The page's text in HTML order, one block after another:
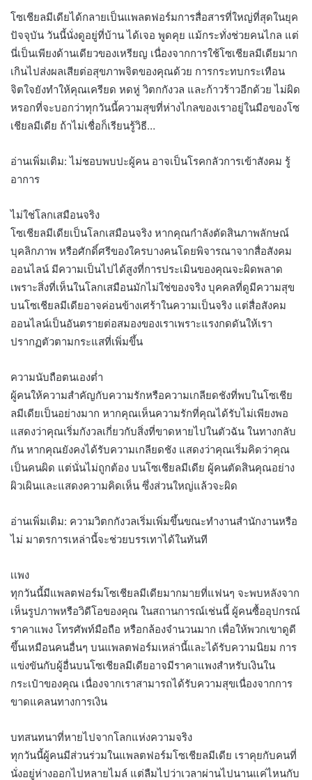
โซเชียลมีเดียได้กลายเป็นแพลตฟอร์มการสื่อสารที่ใหญ่ที่สุดในยุค
ปัจจุบัน วันนี้นั่งดูอยู่ที่บ้าน ได้เจอ พูดคุย แม้กระทั่งช่วยคนไกล แต่
นี่เป็นเพียงด้านเดียวของเหรียญ เนื่องจากการใช้โซเชียลมีเดียมาก
เกินไปส่งผลเสียต่อสุขภาพจิตของคุณด้วย การกระทบกระเทือน
จิตใจยังทำให้คุณเครียด หดหู่ วิตกกังวล และก้าวร้าวอีกด้วย ไม่ผิด
หรอกที่จะบอกว่าทุกวันนี้ความสุขที่ห่างไกลของเราอยู่ในมือของโซ
เชียลมีเดีย ถ้าไม่เชื่อก็เรียนรู้วิธี…
อ่านเพิ่มเติม: ไม่ชอบพบปะผู้คน อาจเป็นโรคกลัวการเข้าสังคม รู้
อาการ
ไม่ใช่โลกเสมือนจริง
โซเชียลมีเดียเป็นโลกเสมือนจริง หากคุณกำลังตัดสินภาพลักษณ์
บุคลิกภาพ หรือศักดิ์ศรีของใครบางคนโดยพิจารณาจากสื่อสังคม
ออนไลน์ มีความเป็นไปได้สูงที่การประเมินของคุณจะผิดพลาด
เพราะสิ่งที่เห็นในโลกเสมือนมักไม่ใช่ของจริง บุคคลที่ดูมีความสุข
บนโซเชียลมีเดียอาจค่อนข้างเศร้าในความเป็นจริง แต่สื่อสังคม
ออนไลน์เป็นอันตรายต่อสมองของเราเพราะแรงกดดันให้เรา
ปรากฏตัวตามกระแสที่เพิ่มขึ้น
ความนับถือตนเองต่ำ
ผู้คนให้ความสำคัญกับความรักหรือความเกลียดชังที่พบในโซเชีย
ลมีเดียเป็นอย่างมาก หากคุณเห็นความรักที่คุณได้รับไม่เพียงพอ
แสดงว่าคุณเริ่มกังวลเกี่ยวกับสิ่งที่ขาดหายไปในตัวฉัน ในทางกลับ
กัน หากคุณยังคงได้รับความเกลียดชัง แสดงว่าคุณเริ่มคิดว่าคุณ
เป็นคนผิด แต่นั่นไม่ถูกต้อง บนโซเชียลมีเดีย ผู้คนตัดสินคุณอย่าง
ผิวเผินและแสดงความคิดเห็น ซึ่งส่วนใหญ่แล้วจะผิด
อ่านเพิ่มเติม: ความวิตกกังวลเริ่มเพิ่มขึ้นขณะทำงานสำนักงานหรือ
ไม่ มาตรการเหล่านี้จะช่วยบรรเทาได้ในทันที
เเพง
ทุกวันนี้มีแพลตฟอร์มโซเชียลมีเดียมากมายที่แฟนๆ จะพบหลังจาก
เห็นรูปภาพหรือวิดีโอของคุณ ในสถานการณ์เช่นนี้ ผู้คนซื้ออุปกรณ์
ราคาแพง โทรศัพท์มือถือ หรือกล้องจำนวนมาก เพื่อให้พวกเขาดูดี
ขึ้นเหมือนคนอื่นๆ บนแพลตฟอร์มเหล่านี้และได้รับความนิยม การ
แข่งขันกับผู้อื่นบนโซเชียลมีเดียอาจมีราคาแพงสำหรับเงินใน
กระเป๋าของคุณ เนื่องจากเราสามารถได้รับความสุขเนื่องจากการ
ขาดแคลนทางการเงิน
บทสนทนาที่หายไปจากโลกแห่งความจริง
ทุกวันนี้ผู้คนมีส่วนร่วมในแพลตฟอร์มโซเชียลมีเดีย เราคุยกับคนที่
นั่งอยู่ห่างออกไปหลายไมล์ แต่ลืมไปว่าเวลาผ่านไปนานแค่ไหนกับ